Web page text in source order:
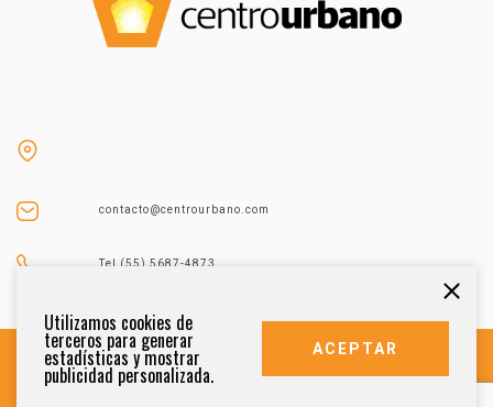
contacto@centrourbano.com
Tel (55) 5687-4873
Utilizamos cookies de
terceros para generar
estadísticas y mostrar
publicidad personalizada.
ACEPTAR